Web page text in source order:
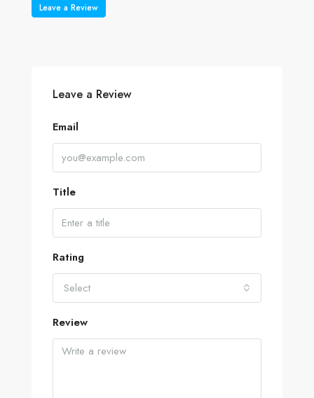
Leave a Review
Leave a Review
Email
Title
Rating
Select
Review